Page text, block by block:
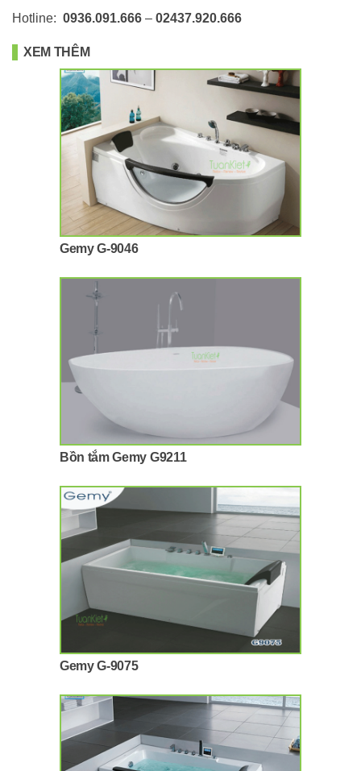
Hotline: 0936.091.666 – 02437.920.666
XEM THÊM
Gemy G-9046
Bồn tắm Gemy G9211
Gemy G-9075